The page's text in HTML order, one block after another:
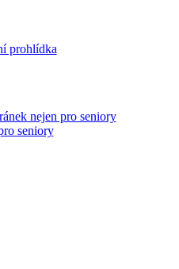
nejen pro seniory